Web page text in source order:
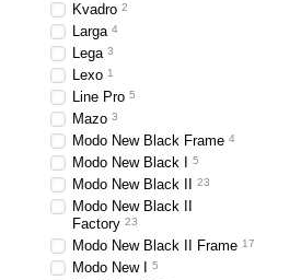
Kvadro 2
Larga 4
Lega 3
Lexo 1
Line Pro 5
Mazo 3
Modo New Black Frame 4
Modo New Black I 5
Modo New Black II 23
Modo New Black II
Factory 23
Modo New Black II Frame 17
Modo New I 5